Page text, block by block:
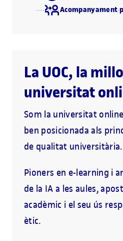
Acompanyament
La UOC, la
universitat
Som la universitat
ben posicionada als
de qualitat universitària.
Pioners en e-learning i
de la IA a les aules,
acadèmic i el seu ús
ètic.